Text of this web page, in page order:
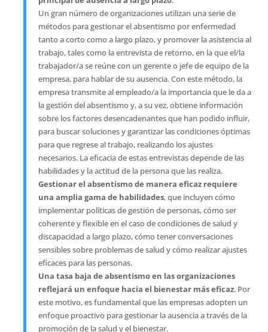
Un gran número de organizaciones utilizan una serie de
métodos para gestionar el absentismo por enfermedad
tanto a corto como a largo plazo, y promover la asistencia al
trabajo, tales como la entrevista de retorno, en la que el/la
trabajador/a se reúne con un gerente o jefe de equipo de la
empresa, para hablar de su ausencia. Con este método, la
empresa transmite al empleado/a la importancia que le da a
la gestión del absentismo y, a su vez, obtiene información
sobre los factores desencadenantes que han podido influir,
para buscar soluciones y garantizar las condiciones óptimas
para que regrese al trabajo, realizando los ajustes
necesarios. La eficacia de estas entrevistas depende de las
habilidades y la actitud de la persona que las realiza.
Gestionar el absentismo de manera eficaz requiere
una amplia gama de habilidades, que incluyen cómo
implementar políticas de gestión de personas, cómo ser
coherente y flexible en el caso de condiciones de salud y
discapacidad a largo plazo, cómo tener conversaciones
sensibles sobre problemas de salud y cómo realizar ajustes
eficaces para las personas.
Una tasa baja de absentismo en las organizaciones
reflejará un enfoque hacia el bienestar más eficaz. Por
este motivo, es fundamental que las empresas adopten un
enfoque proactivo para gestionar la ausencia a través de la
promoción de la salud y el bienestar.